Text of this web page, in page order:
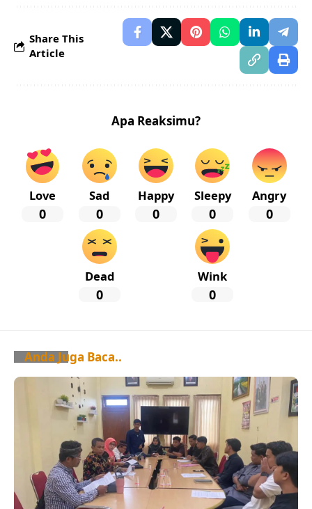
Share This
Article
Apa Reaksimu?
Love
0
Sad
0
Happy
0
Sleepy
0
Angry
0
Dead
0
Wink
0
Anda Juga Baca..